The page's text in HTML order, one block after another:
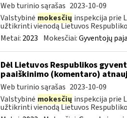
Web turinio sąrašas 2023-10-09
Valstybinė mokesčių inspekcija prie
užtikrinti vienodą Lietuvos
Metai: 2023 Mokesčiai:Gyventojų
Dėl Lietuvos Respublikos
paaiškinimo (komentaro)
Web turinio sąrašas 2023-10-09
Valstybinė mokesčių inspekcija prie
užtikrinti vienodą Lietuvos